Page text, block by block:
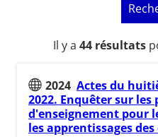
Il y a 44 résultats
2024 Actes du
2022. Enquêter sur les
d'enseignement pour
les apprentissages des